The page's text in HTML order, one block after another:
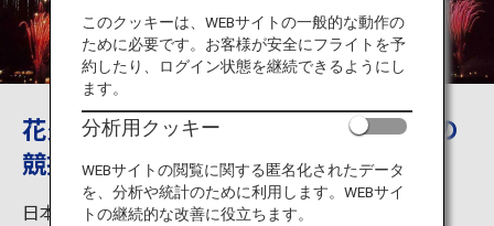
ANA サービス
花火師たちが技を競い合う日本最高峰の
競技大会
日本の伝統と技術の高さを誇る「全国花火競技大会」
このクッキーは、WEBサイトの一般的な動作の
ために必要です。お客様が安全にフライトを予
約したり、ログイン状態を継続できるようにし
ます。
分析用クッキー
WEBサイトの閲覧に関する匿名化されたデータ
を、分析や統計のために利用します。WEBサイ
トの継続的な改善に役立ちます。